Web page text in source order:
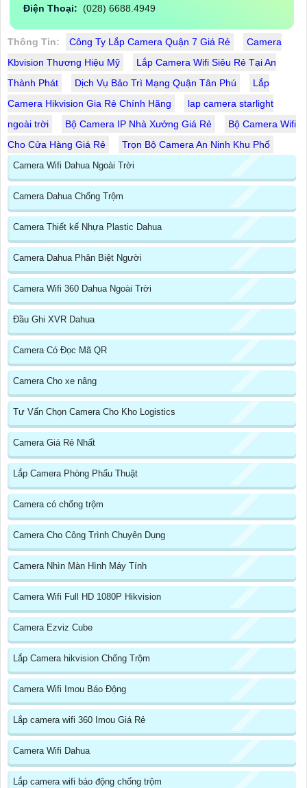
Điện Thoại: (028) 6688.4949
Thông Tin: Công Ty Lắp Camera Quận 7 Giá Rẻ
Camera
Kbvision Thương Hiệu Mỹ
Lắp Camera Wifi Siêu Rẻ Tại An
Thành Phát
Dịch Vụ Bảo Trì Mạng Quận Tân Phú
Lắp
Camera Hikvision Gia Rẻ Chính Hãng
lap camera starlight
ngoài trời
Bộ Camera IP Nhà Xưởng Giá Rẻ
Bộ Camera Wifi
Cho Cửa Hàng Giá Rẻ
Trọn Bộ Camera An Ninh Khu Phố
Camera Wifi Dahua Ngoài Trời
Camera Dahua Chống Trộm
Camera Thiết kế Nhựa Plastic Dahua
Camera Dahua Phân Biệt Người
Camera Wifi 360 Dahua Ngoài Trời
Đầu Ghi XVR Dahua
Camera Có Đọc Mã QR
Camera Cho xe nâng
Tư Vấn Chọn Camera Cho Kho Logistics
Camera Giá Rẻ Nhất
Lắp Camera Phòng Phẩu Thuật
Camera có chống trộm
Camera Cho Công Trình Chuyên Dụng
Camera Nhìn Màn Hình Máy Tính
Camera Wifi Full HD 1080P Hikvision
Camera Ezviz Cube
Lắp Camera hikvision Chống Trộm
Camera Wifi Imou Báo Động
Lắp camera wifi 360 Imou Giá Rẻ
Camera Wifi Dahua
Lắp camera wifi báo động chống trộm